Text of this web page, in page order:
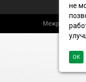
не
ОК